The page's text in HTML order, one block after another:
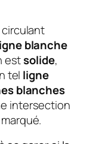
blanche
estsolide,
tel ligne
blanches
intersection